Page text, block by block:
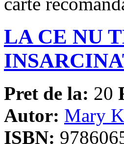
LA CE NU
Pret de la: 20
Autor: Mary
ISBN: